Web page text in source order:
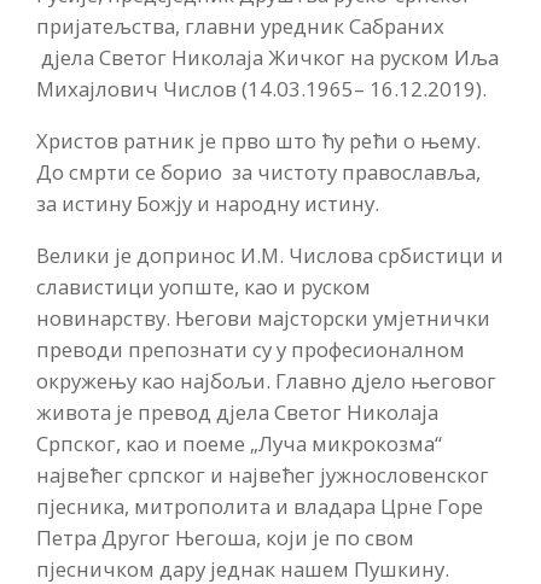
пријатељства, главни уредник Сабраних
дјела Светог Николаја Жичког на руском Иља
Михајлович Числов (14.03.1965– 16.12.2019).
Христов ратник је прво што ћу рећи о њему.
До смрти се борио за чистоту православља,
за истину Божју и народну истину.
Велики је допринос И.М. Числова србистици и
славистици уопште, као и руском
новинарству. Његови мајсторски умјетнички
преводи препознати су у професионалном
окружењу као најбољи. Главно дјело његовог
живота је превод дјела Светог Николаја
Српског, као и поеме „Луча микрокозма“
највећег српског и највећег јужнословенског
пjесника, митрополита и владара Црне Горе
Петра Другог Његоша, који је по свом
пјесничком дару једнак нашем Пушкину.